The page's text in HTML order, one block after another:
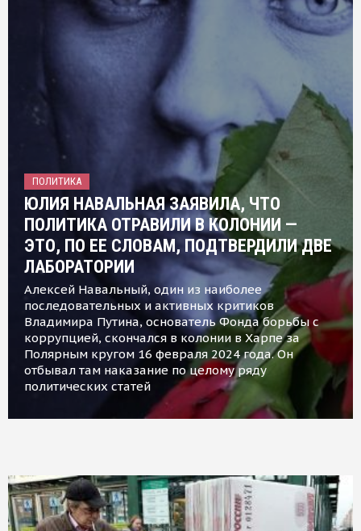
ПОЛИТИКА
ЮЛИЯ НАВАЛЬНАЯ ЗАЯВИЛА, ЧТО
ПОЛИТИКА ОТРАВИЛИ В КОЛОНИИ —
ЭТО, ПО ЕЕ СЛОВАМ, ПОДТВЕРДИЛИ ДВЕ
ЛАБОРАТОРИИ
Алексей Навальный, один из наиболее
последовательных и активных критиков
Владимира Путина, основатель Фонда борьбы с
коррупцией, скончался в колонии в Харпе за
Полярным кругом 16 февраля 2024 года. Он
отбывал там наказание по целому ряду
политических статей